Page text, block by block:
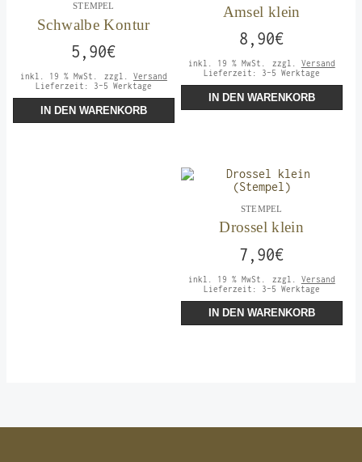
STEMPEL
Schwalbe Kontur
5,90€
inkl. 19 % MwSt. zzgl. Versand
Lieferzeit: 3-5 Werktage
IN DEN WARENKORB
Amsel klein
8,90€
inkl. 19 % MwSt. zzgl. Versand
Lieferzeit:
3-5 Werktage
IN DEN WARENKORB
STEMPEL
Drossel klein
7,90€
inkl. 19 % MwSt. zzgl. Versand
Lieferzeit:
3-5 Werktage
IN DEN WARENKORB